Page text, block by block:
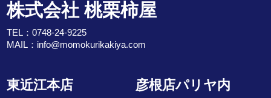
株式会社 桃栗柿屋
TEL：0748-24-9225
MAIL： info@momokurikakiya.com
東近江本店 彦根店パリヤ内